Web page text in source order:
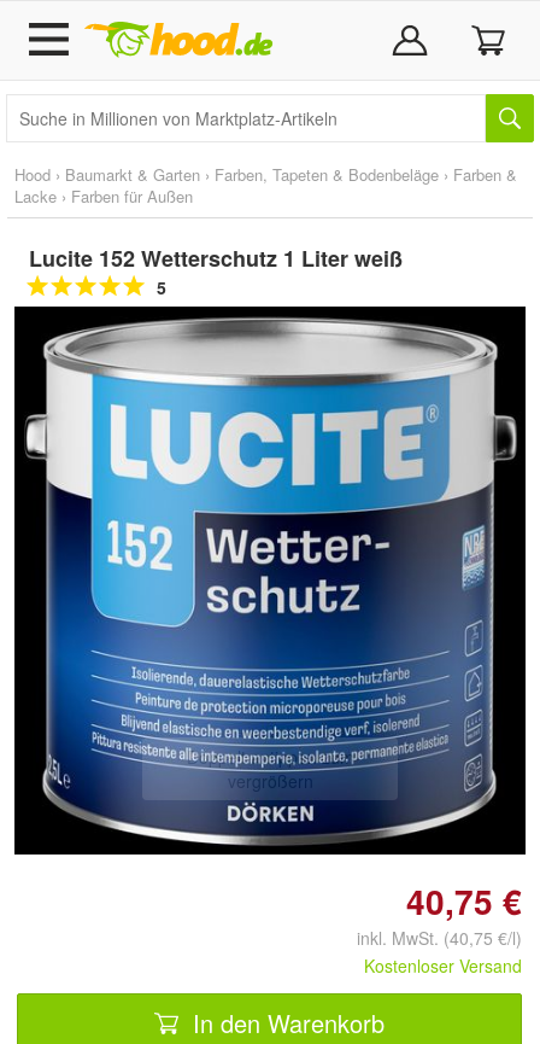
Hood › Baumarkt & Garten › Farben, Tapeten & Bodenbeläge › Farben &
Lacke › Farben für Außen
Lucite 152 Wetterschutz 1 Liter weiß
5
Doppelt antippen zum
vergrößern
40,75 €
inkl. MwSt. (40,75 €/l)
Kostenloser Versand
In den Warenkorb